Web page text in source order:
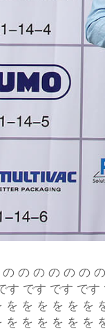
の の の の の
す です です で
を を を を を を
を を を を を を